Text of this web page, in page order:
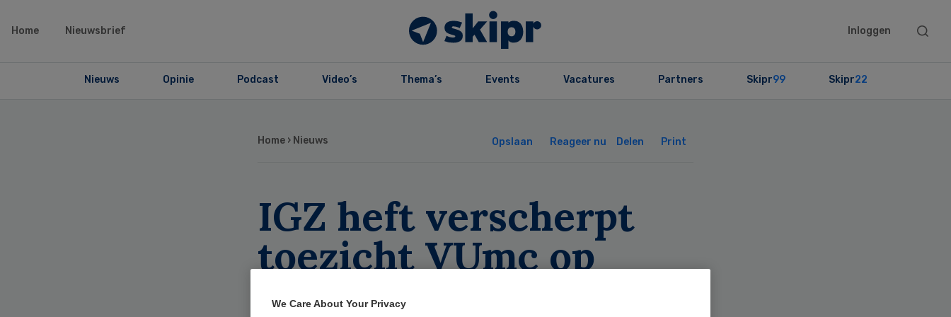
Home Nieuwsbrief Inloggen
Search
Nieuws Opinie Podcast Video’s Thema’s Events Vacatures Partners Skipr99 Skipr22
Home › Nieuws Opslaan Reageer nu Delen Print
IGZ heft verscherpt
toezicht VUmc op
We Care About Your Privacy